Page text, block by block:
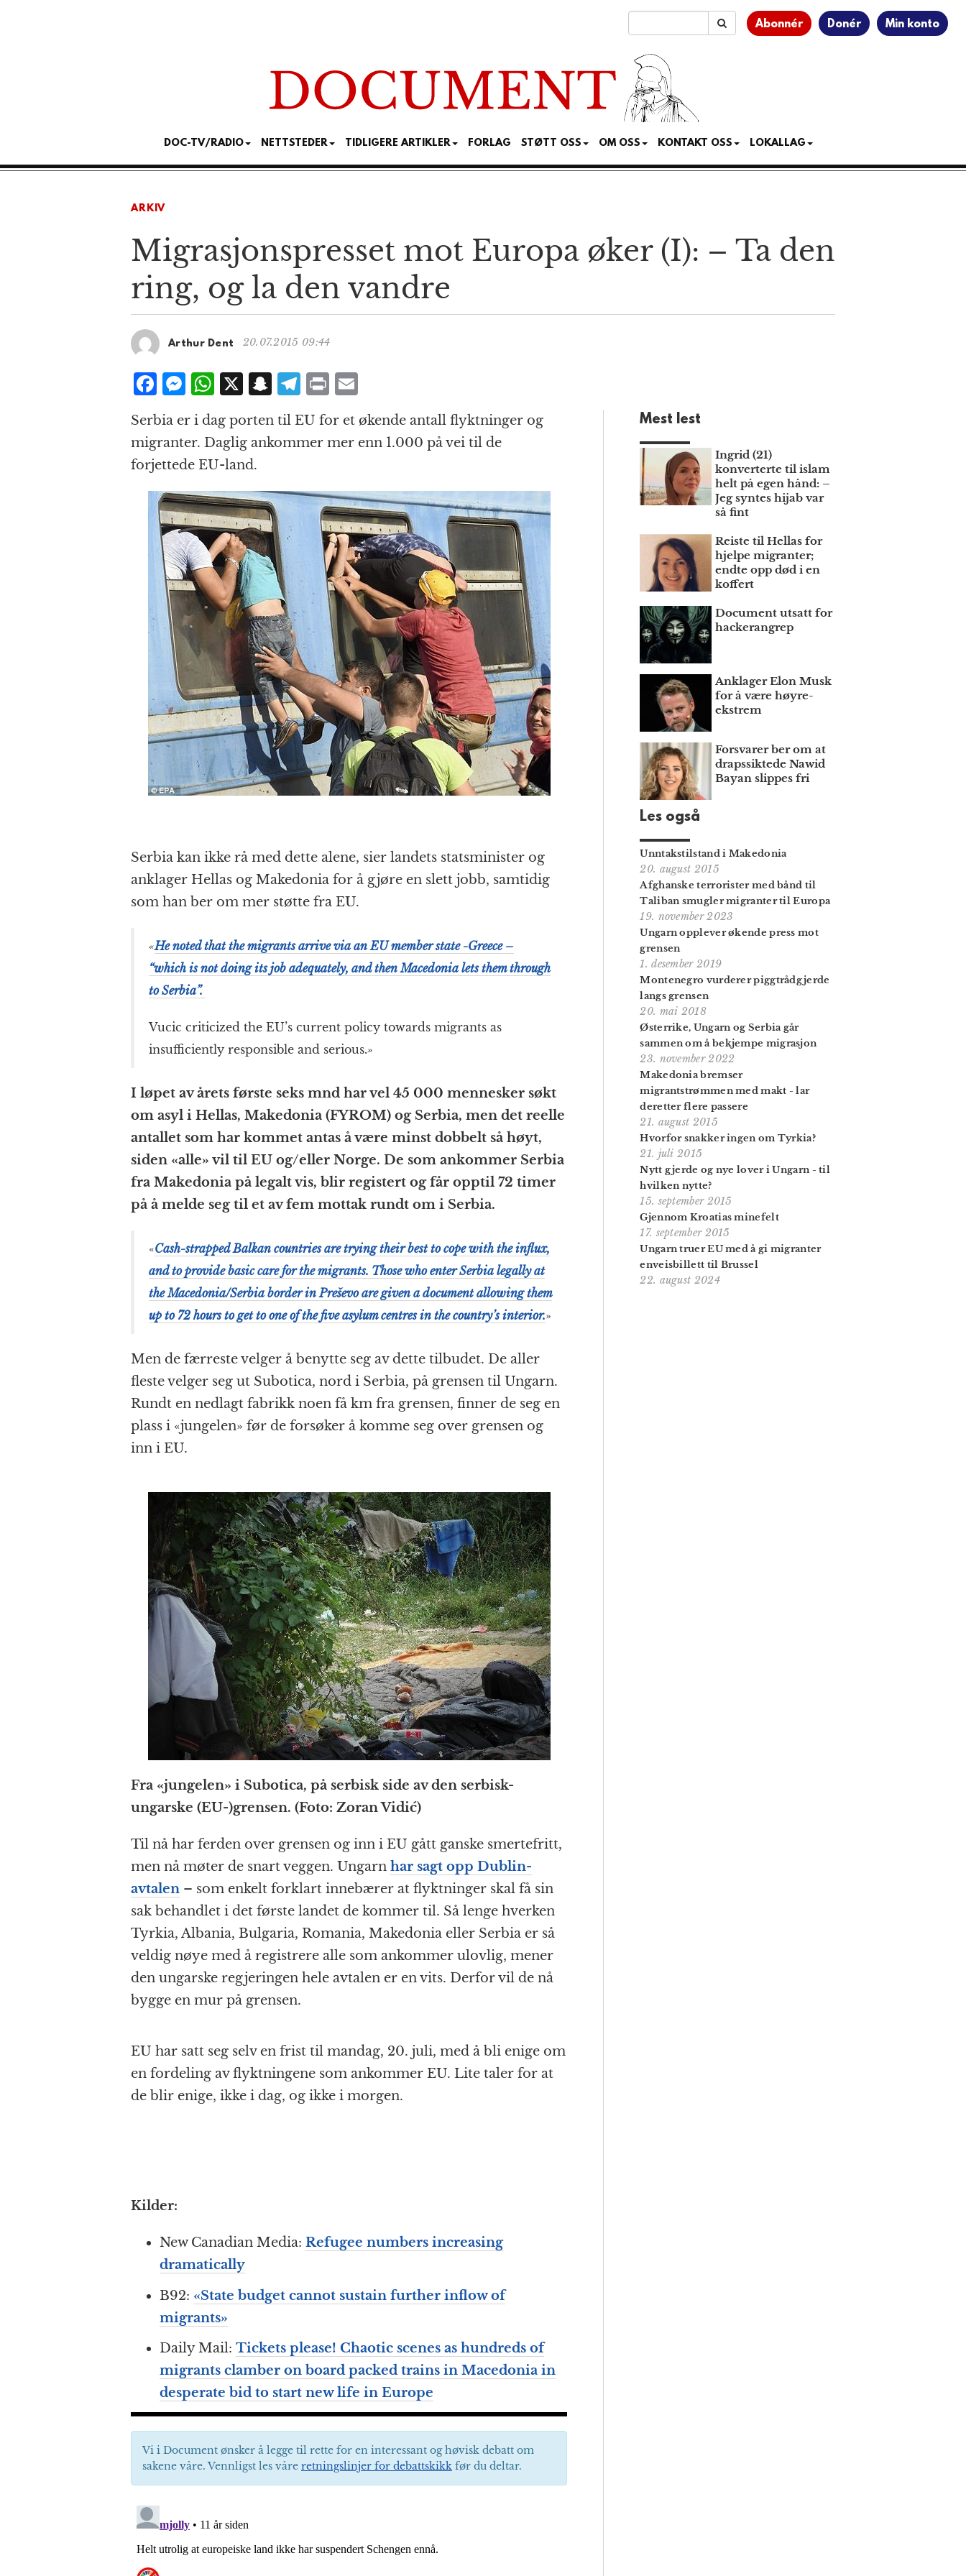
Abonnér Donér Min konto
DOC-TV/RADIO NETTSTEDER TIDLIGERE ARTIKLER FORLAG STØTT OSS OM OSS KONTAKT OSS LOKALLAG
ARKIV
Migrasjonspresset mot Europa øker (I): – Ta den
ring, og la den vandre
Arthur Dent 20.07.2015 09:44
F
a
c
e
b
o
o
k
M
e
ss
e
n
g
e
r
W
at
s
A
p
p
X S
n
a
p
h
at
T
el
e
g
a
m
P
n
t
m
ai
l
Serbia er i dag porten til EU for et økende antall flyktninger og
migranter. Daglig ankommer mer enn 1.000 på vei til de
forjettede EU-land.
Serbia kan ikke rå med dette alene, sier landets statsminister og
anklager Hellas og Makedonia for å gjøre en slett jobb, samtidig
som han ber om mer støtte fra EU.
«He noted that the migrants arrive via an EU member state -Greece –
“which is not doing its job adequately, and then Macedonia lets them through
to Serbia”.
Vucic criticized the EU’s current policy towards migrants as
insufficiently responsible and serious.»
I løpet av årets første seks mnd har vel 45 000 mennesker søkt
om asyl i Hellas, Makedonia (FYROM) og Serbia, men det reelle
antallet som har kommet antas å være minst dobbelt så høyt,
siden «alle» vil til EU og/eller Norge. De som ankommer Serbia
fra Makedonia på legalt vis, blir registert og får opptil 72 timer
på å melde seg til et av fem mottak rundt om i Serbia.
«Cash-strapped Balkan countries are trying their best to cope with the influx,
and to provide basic care for the migrants. Those who enter Serbia legally at
the Macedonia/Serbia border in Preševo are given a document allowing them
up to 72 hours to get to one of the five asylum centres in the country’s interior.»
Men de færreste velger å benytte seg av dette tilbudet. De aller
fleste velger seg ut Subotica, nord i Serbia, på grensen til Ungarn.
Rundt en nedlagt fabrikk noen få km fra grensen, finner de seg en
plass i «jungelen» før de forsøker å komme seg over grensen og
inn i EU.
Fra «jungelen» i Subotica, på serbisk side av den serbisk-
ungarske (EU-)grensen. (Foto: Zoran Vidić)
Til nå har ferden over grensen og inn i EU gått ganske smertefritt,
men nå møter de snart veggen. Ungarn har sagt opp Dublin-
avtalen – som enkelt forklart innebærer at flyktninger skal få sin
sak behandlet i det første landet de kommer til. Så lenge hverken
Tyrkia, Albania, Bulgaria, Romania, Makedonia eller Serbia er så
veldig nøye med å registrere alle som ankommer ulovlig, mener
den ungarske regjeringen hele avtalen er en vits. Derfor vil de nå
bygge en mur på grensen.
EU har satt seg selv en frist til mandag, 20. juli, med å bli enige om
en fordeling av flyktningene som ankommer EU. Lite taler for at
de blir enige, ikke i dag, og ikke i morgen.
Kilder:
New Canadian Media: Refugee numbers increasing
dramatically
B92: «State budget cannot sustain further inflow of
migrants»
Daily Mail: Tickets please! Chaotic scenes as hundreds of
migrants clamber on board packed trains in Macedonia in
desperate bid to start new life in Europe
Vi i Document ønsker å legge til rette for en interessant og høvisk debatt om
sakene våre. Vennligst les våre retningslinjer for debattskikk før du deltar.
Mest lest
Ingrid (21)
konverterte til islam
helt på egen hånd: –
Jeg syntes hijab var
så fint
Reiste til Hellas for
hjelpe migranter;
endte opp død i en
koffert
Document utsatt for
hackerangrep
Anklager Elon Musk
for å være høyre­
ekstrem
Forsvarer ber om at
draps­siktede Nawid
Bayan slippes fri
Les også
Unntakstilstand i Makedonia
20. august 2015
Afghanske terrorister med bånd til
Taliban smugler migranter til Europa
19. november 2023
Ungarn opplever økende press mot
grensen
1. desember 2019
Montenegro vurderer piggtrådgjerde
langs grensen
20. mai 2018
Østerrike, Ungarn og Serbia går
sammen om å bekjempe migrasjon
23. november 2022
Makedonia bremser
migrantstrømmen med makt - lar
deretter flere passere
21. august 2015
Hvorfor snakker ingen om Tyrkia?
21. juli 2015
Nytt gjerde og nye lover i Ungarn - til
hvilken nytte?
15. september 2015
Gjennom Kroatias minefelt
17. september 2015
Ungarn truer EU med å gi migranter
enveisbillett til Brussel
22. august 2024